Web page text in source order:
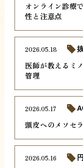
オンライン診療
性と注意点
医師が教えるミ
管理
2026.05.18
頭皮へのメソセ
2026.05.17
2026.05.16